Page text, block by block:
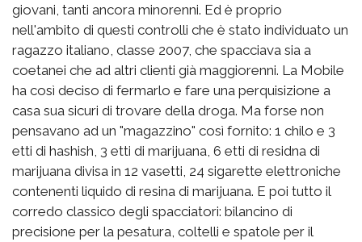
giovani, tanti ancora minorenni. Ed è proprio
nell'ambito di questi controlli che è stato individuato un
ragazzo italiano, classe 2007, che spacciava sia a
coetanei che ad altri clienti già maggiorenni. La Mobile
ha così deciso di fermarlo e fare una perquisizione a
casa sua sicuri di trovare della droga. Ma forse non
pensavano ad un "magazzino" così fornito: 1 chilo e 3
etti di hashish, 3 etti di marijuana, 6 etti di residna di
marijuana divisa in 12 vasetti, 24 sigarette elettroniche
contenenti liquido di resina di marijuana. E poi tutto il
corredo classico degli spacciatori: bilancino di
precisione per la pesatura, coltelli e spatole per il